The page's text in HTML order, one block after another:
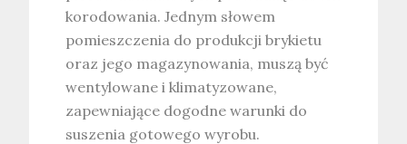
korodowania. Jednym słowem
pomieszczenia do produkcji brykietu
oraz jego magazynowania, muszą być
wentylowane i klimatyzowane,
zapewniające dogodne warunki do
suszenia gotowego wyrobu.